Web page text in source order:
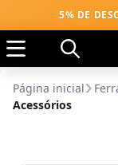
5% DE
Página inicial
Acessórios